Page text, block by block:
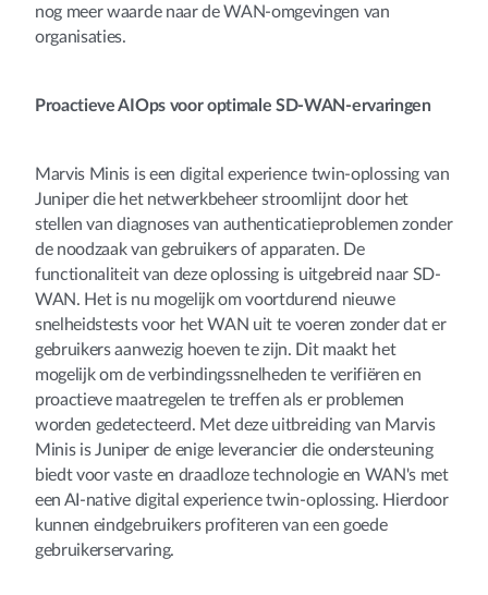
nog meer waarde naar de WAN-omgevingen van
organisaties.
Proactieve AIOps voor optimale SD-WAN-ervaringen
Marvis Minis is een digital experience twin-oplossing van
Juniper die het netwerkbeheer stroomlijnt door het
stellen van diagnoses van authenticatieproblemen zonder
de noodzaak van gebruikers of apparaten. De
functionaliteit van deze oplossing is uitgebreid naar SD-
WAN. Het is nu mogelijk om voortdurend nieuwe
snelheidstests voor het WAN uit te voeren zonder dat er
gebruikers aanwezig hoeven te zijn. Dit maakt het
mogelijk om de verbindingssnelheden te verifiëren en
proactieve maatregelen te treffen als er problemen
worden gedetecteerd. Met deze uitbreiding van Marvis
Minis is Juniper de enige leverancier die ondersteuning
biedt voor vaste en draadloze technologie en WAN's met
een AI-native digital experience twin-oplossing. Hierdoor
kunnen eindgebruikers profiteren van een goede
gebruikerservaring.